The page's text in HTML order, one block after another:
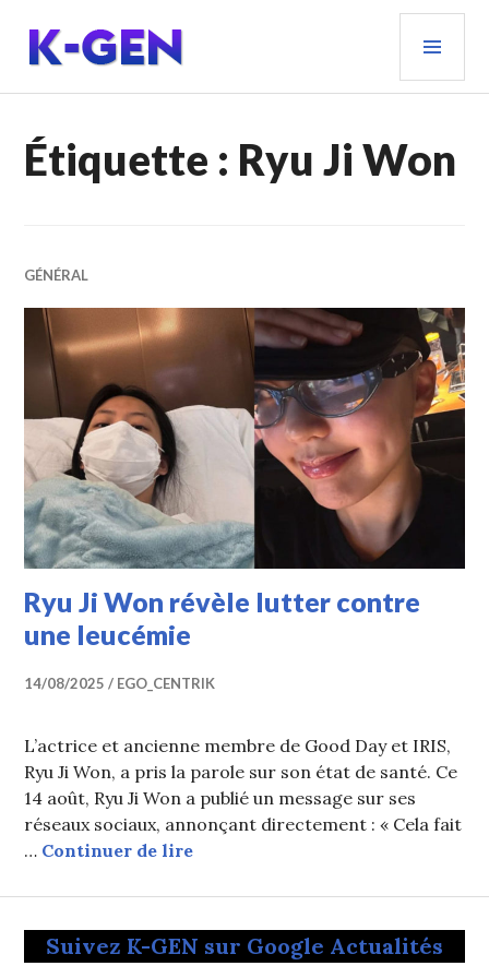
contenu
principal
K-GEN
Étiquette : Ryu Ji Won
GÉNÉRAL
Ryu Ji Won révèle lutter contre
une leucémie
14/08/2025 EGO_CENTRIK
L’actrice et ancienne membre de Good Day et IRIS,
Ryu Ji Won, a pris la parole sur son état de santé. Ce
14 août, Ryu Ji Won a publié un message sur ses
réseaux sociaux, annonçant directement : « Cela fait
… Continuer de lireRyu Ji Won révèle lutter contre
Suivez K-GEN sur Google Actualités